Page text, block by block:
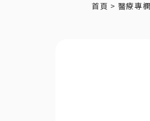
首頁 > 醫療專欄